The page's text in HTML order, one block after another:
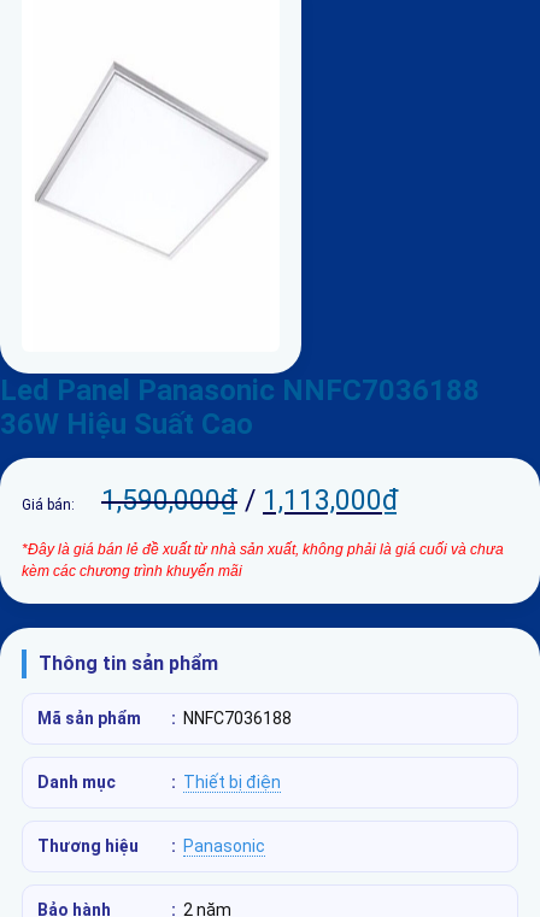
Led Panel Panasonic NNFC7036188
36W Hiệu Suất Cao
Giá bán: 1,590,000₫ / 1,113,000₫
*Đây là giá bán lẻ đề xuất từ nhà sản xuất, không phải là giá cuối và chưa
kèm các chương trình khuyến mãi
Thông tin sản phẩm
Mã sản phẩm : NNFC7036188
Danh mục : Thiết bị điện
Thương hiệu : Panasonic
Bảo hành : 2 năm